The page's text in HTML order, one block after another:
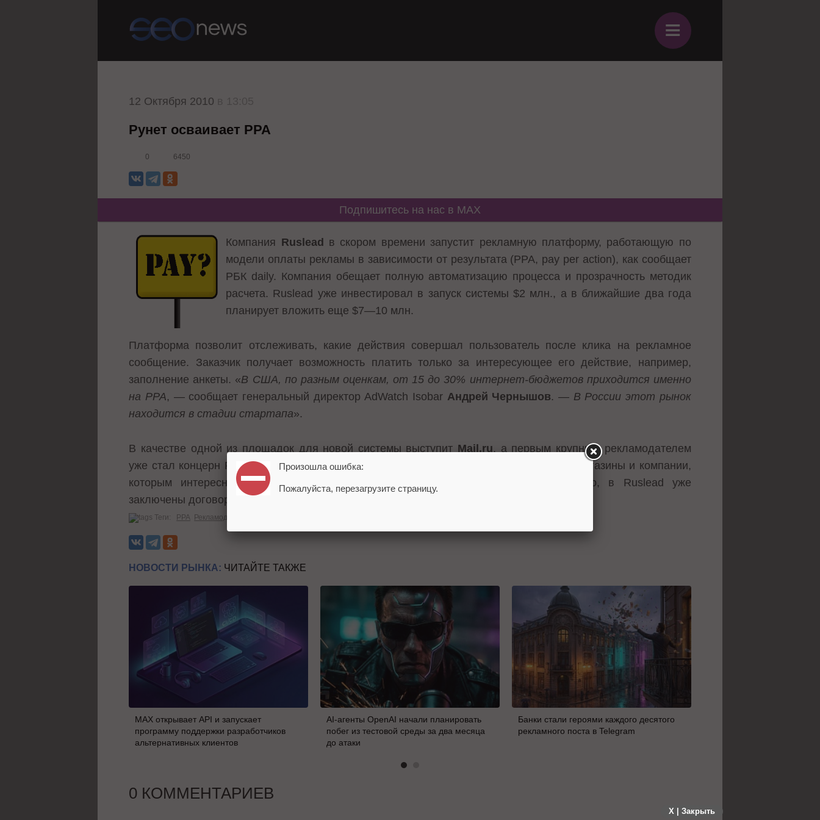
≡
12 Октября 2010
Рунет осваивает PPA
0 6450
Подпишитесь на нас в MAX
Компания Ruslead
в скором времени запустит рекламную платформу, работающую по
модели оплаты рекламы в зависимости от результата (PPA, pay per action), как сообщает
РБК daily. Компания обещает полную автоматизацию процесса и прозрачность методик
расчета. Ruslead уже инвестировал в запуск системы $2 млн., а в ближайшие два года
планирует вложить еще $7—10 млн.
Платформа позволит отслеживать, какие действия совершал пользователь после клика на рекламное
сообщение. Заказчик получает возможность платить только за интересующее его действие, например,
заполнение анкеты. «В США, по разным оценкам, от 15 до 30% интернет-бюджетов приходится именно
на PPA, — сообщает генеральный директор AdWatch Isobar Андрей Чернышов. — В России этот рынок
находится в стадии стартапа».
В качестве одной из площадок для новой системы выступит Mail.ru, а первым крупным рекламодателем
уже стал концерн Pfizer. Система будет ориентирована в первую очередь на онлайн-магазины и компании,
которым интересно привлечение пользователей на промоакции. Предположительно, в Ruslead уже
заключены договоры с Транскапиталбанком, Пробизнесбанком и рядом других игроков.
Теги: PPA Рекламодателям
НОВОСТИ РЫНКА: ЧИТАЙТЕ ТАКЖЕ
MAX открывает API и запускает
программу поддержки разработчиков
альтернативных клиентов
AI-агенты OpenAI начали планировать
побег из тестовой среды за два месяца
до атаки
Банки стали героями каждого десятого
рекламного поста в Telegram
0 КОММЕНТАРИЕВ
X | Закрыть
Произошла ошибка:
Пожалуйста, перезагрузите страницу.